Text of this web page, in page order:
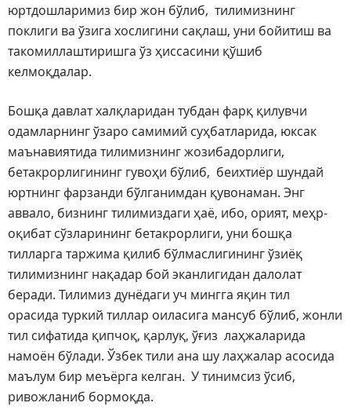
юртдошларимиз бир жон бўлиб, тилимизнинг
поклиги ва ўзига хослигини сақлаш, уни бойитиш ва
такомиллаштиришга ўз ҳиссасини қўшиб
келмоқдалар.
Бошқа давлат халқларидан тубдан фарқ қилувчи
одамларнинг ўзаро самимий суҳбатларида, юксак
маънавиятида тилимизнинг жозибадорлиги,
бетакрорлигининг гувоҳи бўлиб, беихтиёр шундай
юртнинг фарзанди бўлганимдан қувонаман. Энг
аввало, бизнинг тилимиздаги ҳаё, ибо, орият, меҳр-
оқибат сўзларининг бетакрорлиги, уни бошқа
тилларга таржима қилиб бўлмаслигининг ўзиёқ
тилимизнинг нақадар бой эканлигидан далолат
беради. Тилимиз дунёдаги уч мингга яқин тил
орасида туркий тиллар оиласига мансуб бўлиб, жонли
тил сифатида қипчоқ, қарлуқ, ўғиз лаҳжаларида
намоён бўлади. Ўзбек тили ана шу лаҳжалар асосида
маълум бир меъёрга келган. У тинимсиз ўсиб,
ривожланиб бормоқда.